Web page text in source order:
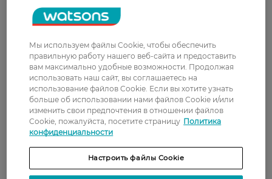
Наталья
18 августа, 2021
Любимая тушь, брови выглядят
ухоженными, как после покраски в
Христина
Непогана туш для брів, фіксує і
промальовує волоски
Александра
1 июля, 2021
не розмазується, не набирає багато
фарби на щіточку
Показати ще
Мы используем файлы Cookie, чтобы обеспечить
правильную работу нашего веб-сайта и предоставить
вам максимально удобные возможности. Продолжая
использовать наш сайт, вы соглашаетесь на
использование файлов Cookie. Если вы хотите узнать
больше об использовании нами файлов Cookie и/или
изменить свои предпочтения в отношении файлов
Cookie, пожалуйста, посетите страницу Политика
конфиденциальности
Настроить файлы Cookie